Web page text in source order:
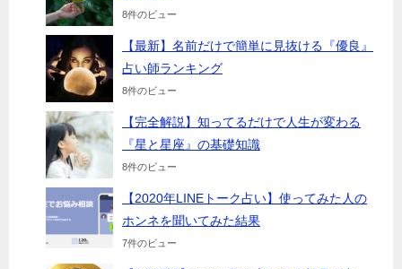
8件のビュー
【最新】名前だけで簡単に見抜ける『優良』
占い師ランキング
8件のビュー
【完全解説】知ってるだけで人生が変わる
『星と星座』の基礎知識
8件のビュー
【2020年LINEトーク占い】使ってみた人の
ホンネを聞いてみた結果
7件のビュー